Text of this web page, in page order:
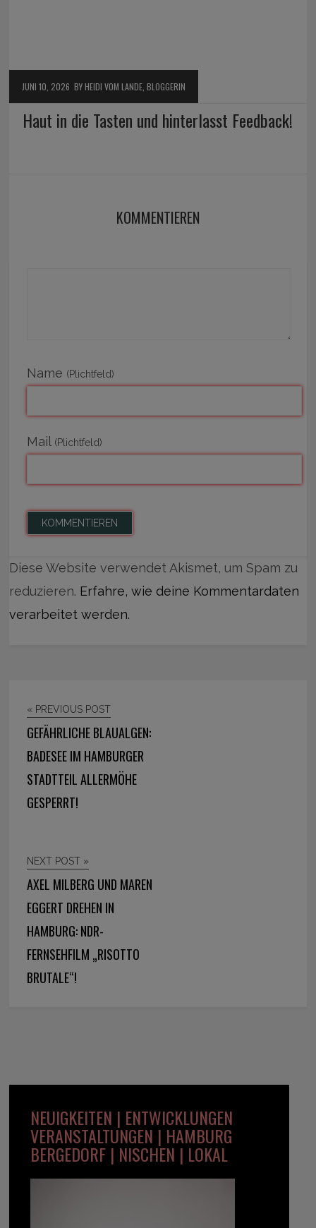
JUNI 10, 2026 BY HEIDI VOM LANDE, BLOGGERIN
Haut in die Tasten und hinterlasst Feedback!
KOMMENTIEREN
Name (Plichtfeld)
Mail (Plichtfeld)
Diese Website verwendet Akismet, um Spam zu
reduzieren. Erfahre, wie deine Kommentardaten
verarbeitet werden.
« PREVIOUS POST
GEFÄHRLICHE BLAUALGEN:
BADESEE IM HAMBURGER
STADTTEIL ALLERMÖHE
GESPERRT!
NEXT POST »
AXEL MILBERG UND MAREN
EGGERT DREHEN IN
HAMBURG: NDR-
FERNSEHFILM „RISOTTO
BRUTALE“!
NEUIGKEITEN | ENTWICKLUNGEN
VERANSTALTUNGEN | HAMBURG
BERGEDORF | NISCHEN | LOKAL